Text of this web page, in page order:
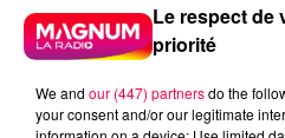
Le respect de
priorité
We and our (447) partnersdo the
your consent and/or our legitimate